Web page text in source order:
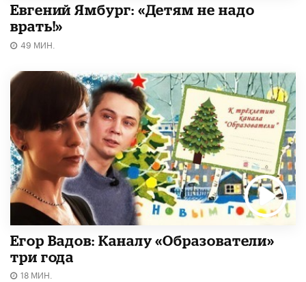
Евгений Ямбург: «Детям не надо
врать!»
49 МИН.
Егор Вадов: Каналу «Образователи»
три года
18 МИН.